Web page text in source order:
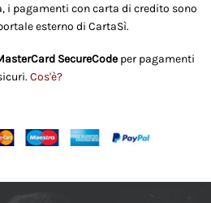
i pagamenti con carta di credito sono
esterno di CartaSì.
SecureCode per pagamenti
Cos'è?